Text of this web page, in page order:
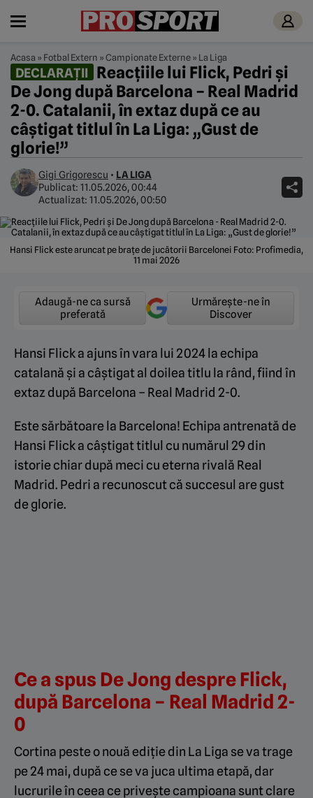
Acasa » Fotbal Extern »Campionate Externe» La Liga
DECLARAȚII
Reacțiile lui Flick, Pedri și
De Jong după Barcelona – Real Madrid
2-0. Catalanii, în extaz după ce au
câștigat titlul în La Liga: „Gust de
glorie!”
Gigi Grigorescu • LA LIGA
Publicat: 11.05.2026, 00:44
Actualizat: 11.05.2026, 00:50
Hansi Flick este aruncat pe brațe de jucătorii Barcelonei Foto: Profimedia,
11 mai 2026
Adaugă-ne ca sursă
preferată
Urmărește-ne în
Discover
Hansi Flick a ajuns în vara lui 2024 la echipa
catalană și a câștigat al doilea titlu la rând, fiind în
extaz după Barcelona – Real Madrid 2-0.
Este sărbătoare la Barcelona! Echipa antrenată de
Hansi Flick a câștigat titlul cu numărul 29 din
istorie chiar după meci cu eterna rivală Real
Madrid. Pedri a recunoscut că succesul are gust
de glorie.
Ce a spus De Jong despre Flick,
după Barcelona – Real Madrid 2-
0
Cortina peste o nouă ediție din La Liga se va trage
pe 24 mai, după ce se va juca ultima etapă, dar
lucrurile în ceea ce privește campioana sunt clare